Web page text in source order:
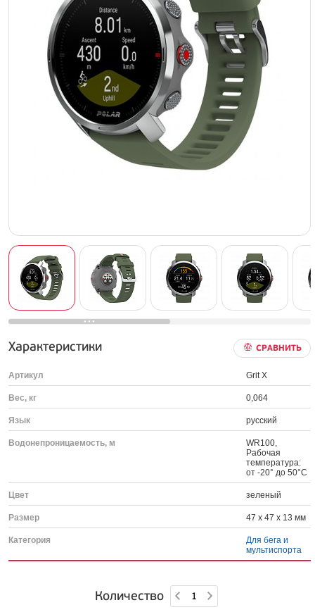
Характеристики СРАВНИТЬ
Артикул Grit X
Вес, кг 0,064
Язык русский
Водонепроницаемость, м
WR100,
Рабочая
температура:
от -20° до 50°С
Цвет зеленый
Размер 47 х 47 х 13 мм
Категория
Для бега и
мультиспорта
Количество